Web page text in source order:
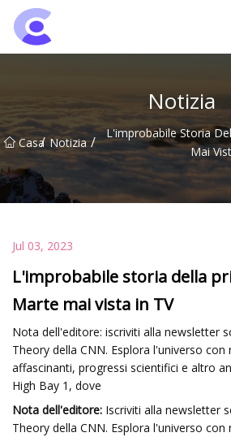
Notizia
Casa
/ Notizia /
L'improbabile Storia
Mai
Jul 03, 2023
L'improbabile storia della
Marte mai vista in TV
Nota dell'editore: iscriviti alla newsletter
Theory della CNN. Esplora l'universo
affascinanti, progressi scientifici e altro
High Bay 1, dove
Nota dell'editore: Iscriviti alla newsletter
Theory della CNN. Esplora l'universo